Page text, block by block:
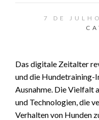
7 DE
Das digitale Zeitalter
und die Hundetraining-
Ausnahme. Die Vielfalt
und Technologien, die
Verhalten von Hunden